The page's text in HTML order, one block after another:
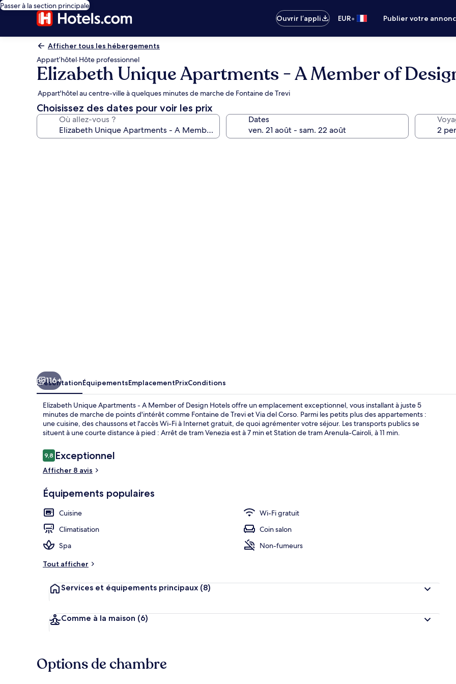
Passer à la section principale
Ouvrir l’appli
EUR• Publier votre
Afficher tous les hébergements
Appart’hôtel·Hôte professionnel
Elizabeth Unique Apartments - A Member of
Appart'hôtel au centre-ville à quelques minutes de marche de Fontaine de Trevi
Choisissez des dates pour voir les prix
Où allez-vous ? Dates
116+
PrésentationÉquipementsEmplacementPrixConditions
Elizabeth Unique Apartments - A Member of Design Hotels offre un emplacement exceptionnel, vous installant à juste 5
minutes de marche de points d'intérêt comme Fontaine de Trevi et Via del Corso. Parmi les petits plus des appartements :
une cuisine, des chaussons et l'accès Wi-Fi à Internet gratuit, de quoi agrémenter votre séjour. Les transports publics se
situent à une courte distance à pied : Arrêt de tram Venezia est à 7 min et Station de tram Arenula-Cairoli, à 11 min.
Avis
voyageurs
9,89,8 sur 10
Exceptionnel
Afficher 8 avis
Équipements populaires
Cuisine
Wi-Fi gratuit
Climatisation
Coin salon
Spa
Non-fumeurs
Tout afficher
Services et équipements principaux (8)
Comme à la maison (6)
Options de chambre